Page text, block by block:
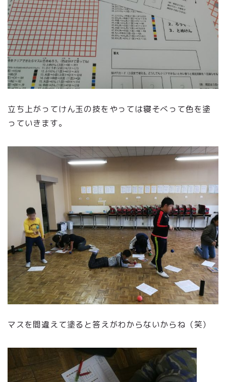
立ち上がってけん玉の技をやっては寝そべって色を塗
っていきます。
マスを間違えて塗ると答えがわからないからね（笑）